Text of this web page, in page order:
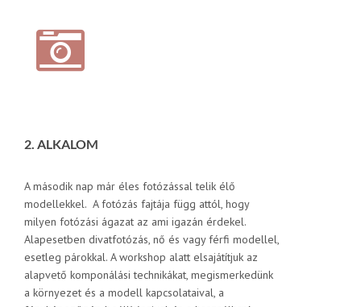
2. ALKALOM
A második nap már éles fotózással telik élő
modellekkel. A fotózás fajtája függ attól, hogy
milyen fotózási ágazat az ami igazán érdekel.
Alapesetben divatfotózás, nő és vagy férfi modellel,
esetleg párokkal. A workshop alatt elsajátítjuk az
alapvető komponálási technikákat, megismerkedünk
a környezet és a modell kapcsolataival, a